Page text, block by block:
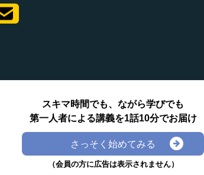
スキマ時間でも、ながら学びでも
第一人者による講義を1話10分でお届け
さっそく始めてみる
（会員の方に広告は表示されません）